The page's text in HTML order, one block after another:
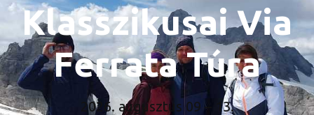
Klasszikusai Via
Ferrata Túra
2026. augusztus 09 – 13.